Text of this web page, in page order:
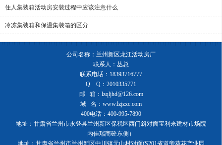
住人集装箱活动房安装过程中应该注意什么
冷冻集装箱和保温集装箱的区分
公司名称：兰州新区龙江活动房厂
联系人：丛总
联系电话：18393716777
Q Q：2010335771
邮 箱：lzqljhd@126.com
域 名：www.lzjzxc.com
400电话：400-995-7890
地址：甘肃省兰州市永登县兰州新区保税区西门斜对面宝利来建材市场院
内佳瑞商砼东侧）